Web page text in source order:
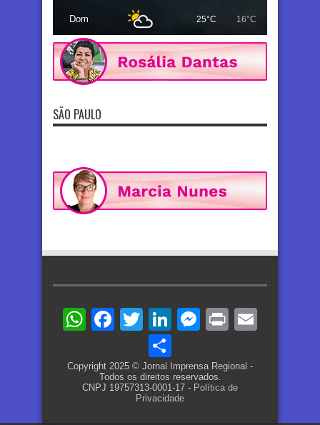
Dom 25°C 16°C
SÃO PAULO
WhatsApp
Facebook
TwitterLinkedIn
Messenger
Print
Copyright 2025 © Jornal Imprensa Regional -
Todos os direitos reservados.
CNPJ 19757313-0001-17 - Política de
Privacidade